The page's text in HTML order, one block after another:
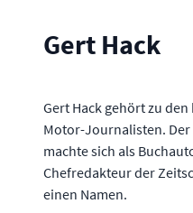
Gert Hack
Gert Hack gehört zu
Motor-Journalisten.
machte sich als
Chefredakteur der
einen Namen.